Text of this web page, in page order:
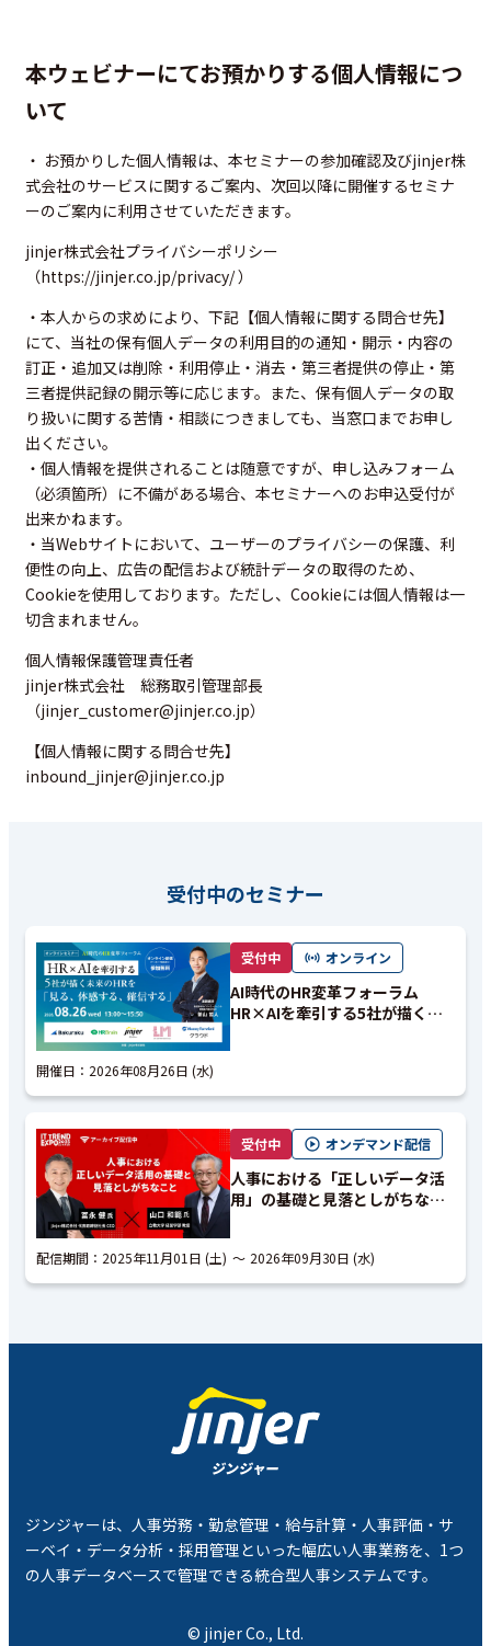
本ウェビナーにてお預かりする個人情報につ
いて
・ お預かりした個人情報は、本セミナーの参加確認及びjinjer株
式会社のサービスに関するご案内、次回以降に開催するセミナ
ーのご案内に利用させていただきます。
jinjer株式会社プライバシーポリシー
（https://jinjer.co.jp/privacy/）
・本人からの求めにより、下記【個人情報に関する問合せ先】
にて、当社の保有個人データの利用目的の通知・開示・内容の
訂正・追加又は削除・利用停止・消去・第三者提供の停止・第
三者提供記録の開示等に応じます。また、保有個人データの取
り扱いに関する苦情・相談につきましても、当窓口までお申し
出ください。
・個人情報を提供されることは随意ですが、申し込みフォーム
（必須箇所）に不備がある場合、本セミナーへのお申込受付が
出来かねます。
・当Webサイトにおいて、ユーザーのプライバシーの保護、利
便性の向上、広告の配信および統計データの取得のため、
Cookieを使用しております。ただし、Cookieには個人情報は一
切含まれません。
個人情報保護管理責任者
jinjer株式会社 総務取引管理部長
（jinjer_customer@jinjer.co.jp）
【個人情報に関する問合せ先】
inbound_jinjer@jinjer.co.jp
受付中のセミナー
受付中 オンライン
AI時代のHR変革フォーラム
HR×AIを牽引する5社が描く未
開催日： 2026年08月26日 (水)
受付中 オンデマンド配信
人事における「正しいデータ活
用」の基礎と見落としがちなこ
配信期間： 2025年11月01日 (土) 2026年09月30日 (水)
ジンジャーは、人事労務・勤怠管理・給与計算・人事評価・サ
ーベイ・データ分析・採用管理といった幅広い人事業務を、1つ
の人事データベースで管理できる統合型人事システムです。
© jinjer Co., Ltd.